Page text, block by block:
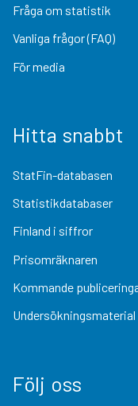
Fråga om statistik
Vanliga frågor (FAQ)
För media
Hitta snabbt
StatFin-databasen
Statistikdatabaser
Finland i siffror
Prisomräknaren
Kommande
Undersökningsmaterial
Följ oss